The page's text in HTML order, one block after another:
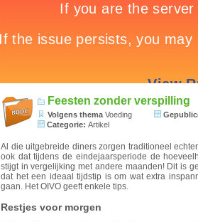
Feesten zonder verspilling
Volgens thema Voeding
Categorie: Artikel
Al die uitgebreide diners zorgen traditioneel
ook dat tijdens de eindejaarsperiode de
stijgt in vergelijking met andere maanden! Dit is
dat het een ideaal tijdstip is om wat extra
gaan. Het OIVO geeft enkele tips.
Restjes voor morgen